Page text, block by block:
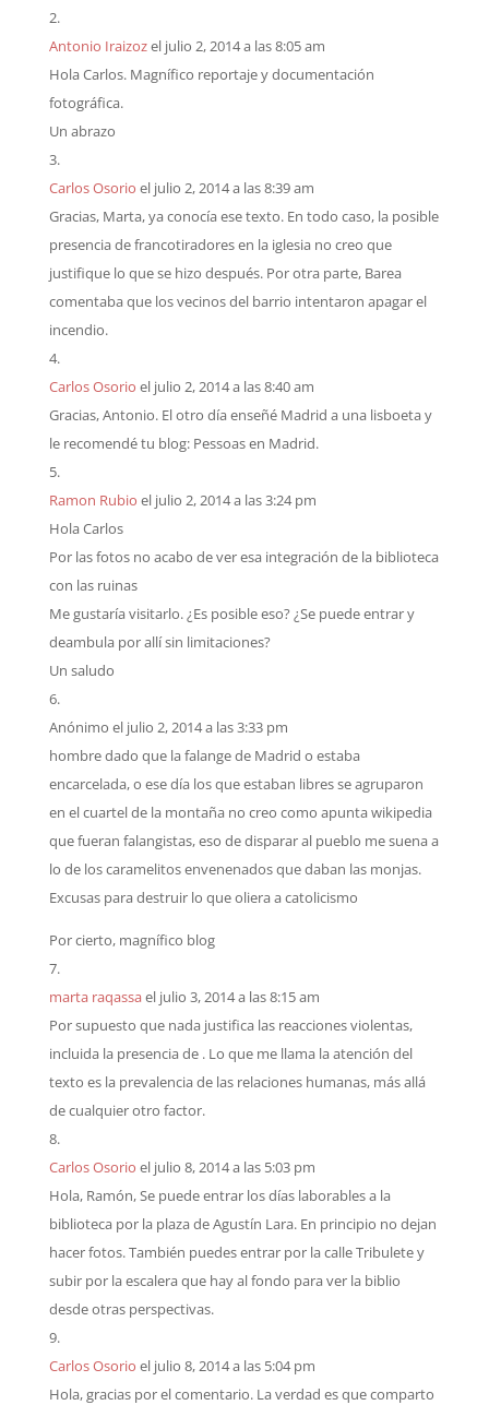
Antonio Iraizozel julio 2, 2014 a las 8:05 am
Hola Carlos. Magnífico reportaje y documentación
fotográfica.
Un abrazo
Carlos Osorio el julio 2, 2014 a las 8:39 am
Gracias, Marta, ya conocía ese texto. En todo caso, la posible
presencia de francotiradores en la iglesia no creo que
justifique lo que se hizo después. Por otra parte, Barea
comentaba que los vecinos del barrio intentaron apagar el
incendio.
Carlos Osorio el julio 2, 2014 a las 8:40 am
Gracias, Antonio. El otro día enseñé Madrid a una lisboeta y
le recomendé tu blog: Pessoas en Madrid.
Ramon Rubio el julio 2, 2014 a las 3:24 pm
Hola Carlos
Por las fotos no acabo de ver esa integración de la biblioteca
con las ruinas
Me gustaría visitarlo. ¿Es posible eso? ¿Se puede entrar y
deambula por allí sin limitaciones?
Un saludo
Anónimo el julio 2, 2014 a las 3:33 pm
hombre dado que la falange de Madrid o estaba
encarcelada, o ese día los que estaban libres se agruparon
en el cuartel de la montaña no creo como apunta wikipedia
que fueran falangistas, eso de disparar al pueblo me suena a
lo de los caramelitos envenenados que daban las monjas.
Excusas para destruir lo que oliera a catolicismo
Por cierto, magnífico blog
marta raqassael julio 3, 2014 a las 8:15 am
Por supuesto que nada justifica las reacciones violentas,
incluida la presencia de . Lo que me llama la atención del
texto es la prevalencia de las relaciones humanas, más allá
de cualquier otro factor.
Carlos Osorio el julio 8, 2014 a las 5:03 pm
Hola, Ramón, Se puede entrar los días laborables a la
biblioteca por la plaza de Agustín Lara. En principio no dejan
hacer fotos. También puedes entrar por la calle Tribulete y
subir por la escalera que hay al fondo para ver la biblio
desde otras perspectivas.
Carlos Osorio el julio 8, 2014 a las 5:04 pm
Hola, gracias por el comentario. La verdad es que comparto